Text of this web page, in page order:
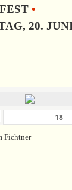
•
20.
Fichtner